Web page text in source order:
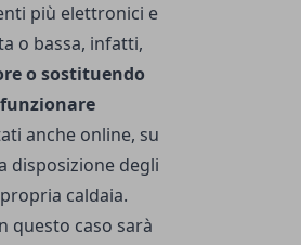
più elettronici e
o bassa, infatti,
o sostituendo
anche online, su
disposizione degli
caldaia.
questo caso sarà